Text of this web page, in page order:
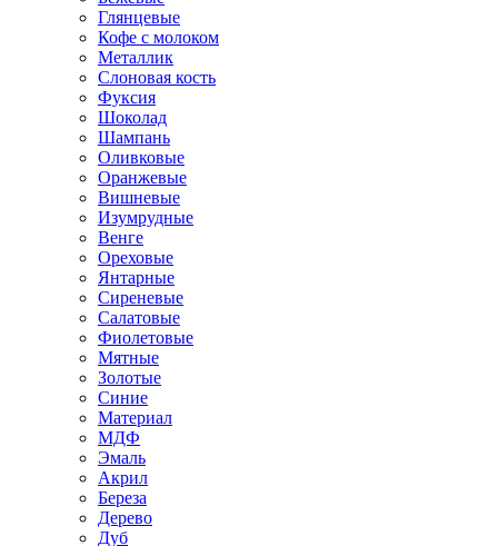
Глянцевые
Кофе с молоком
Металлик
Слоновая кость
Фуксия
Шоколад
Шампань
Оливковые
Оранжевые
Вишневые
Изумрудные
Венге
Ореховые
Янтарные
Сиреневые
Салатовые
Фиолетовые
Мятные
Золотые
Синие
Материал
МДФ
Эмаль
Акрил
Береза
Дерево
Дуб